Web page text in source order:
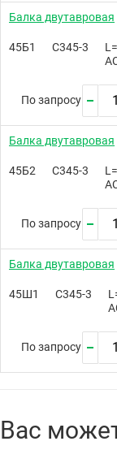
Балка двутавровая
45Б1 С345-3
По запросу
Балка двутавровая
45Б2 С345-3
По запросу
Балка двутавровая
45Ш1 С345-3
По запросу
Вас